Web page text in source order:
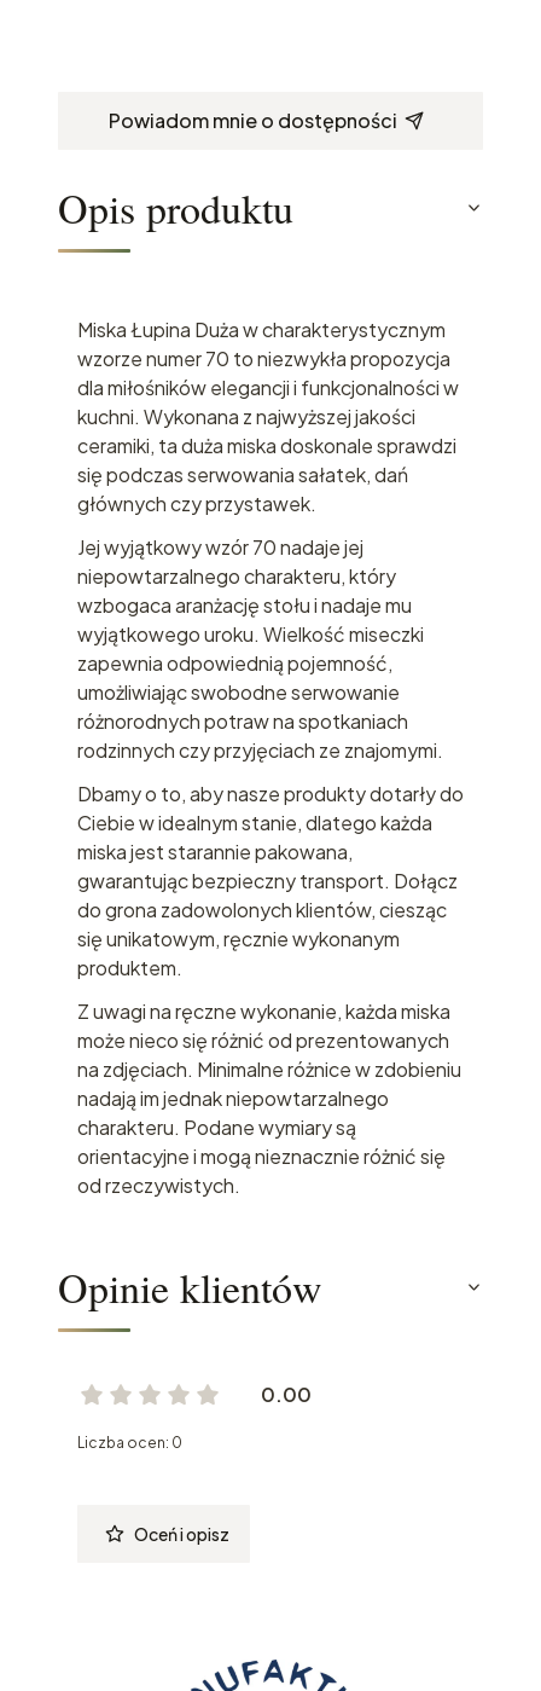
Powiadom mnie o dostępności
Opis produktu
Miska Łupina Duża w charakterystycznym
wzorze numer 70 to niezwykła propozycja
dla miłośników elegancji i funkcjonalności w
kuchni. Wykonana z najwyższej jakości
ceramiki, ta duża miska doskonale sprawdzi
się podczas serwowania sałatek, dań
głównych czy przystawek.
Jej wyjątkowy wzór 70 nadaje jej
niepowtarzalnego charakteru, który
wzbogaca aranżację stołu i nadaje mu
wyjątkowego uroku. Wielkość miseczki
zapewnia odpowiednią pojemność,
umożliwiając swobodne serwowanie
różnorodnych potraw na spotkaniach
rodzinnych czy przyjęciach ze znajomymi.
Dbamy o to, aby nasze produkty dotarły do
Ciebie w idealnym stanie, dlatego każda
miska jest starannie pakowana,
gwarantując bezpieczny transport. Dołącz
do grona zadowolonych klientów, ciesząc
się unikatowym, ręcznie wykonanym
produktem.
Z uwagi na ręczne wykonanie, każda miska
może nieco się różnić od prezentowanych
na zdjęciach. Minimalne różnice w zdobieniu
nadają im jednak niepowtarzalnego
charakteru. Podane wymiary są
orientacyjne i mogą nieznacznie różnić się
od rzeczywistych.
Opinie klientów
0.00
Liczba ocen: 0
Oceń i opisz